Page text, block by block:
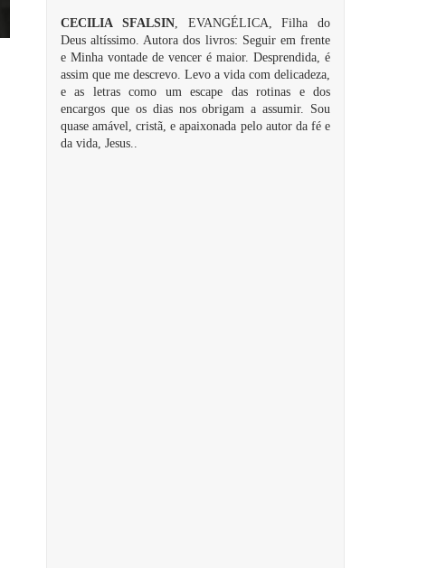
CECILIA SFALSIN, EVANGÉLICA, Filha do
Deus altíssimo. Autora dos livros: Seguir em frente
e Minha vontade de vencer é maior. Desprendida, é
assim que me descrevo. Levo a vida com delicadeza,
e as letras como um escape das rotinas e dos
encargos que os dias nos obrigam a assumir. Sou
quase amável, cristã, e apaixonada pelo autor da fé e
da vida, Jesus..